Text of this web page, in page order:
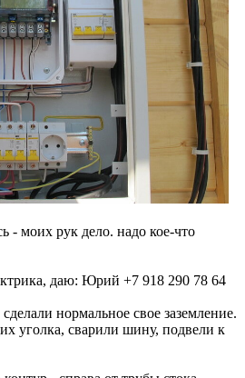
- моих рук дело. надо кое-что
даю: Юрий +7 918 290 78 64
нормальное свое заземление.
уголка, сварили шину, подвели к